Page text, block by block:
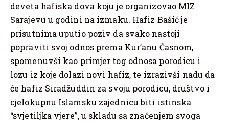
deveta hafiska dova koju je organizovao MIZ
Sarajevu u godini na izmaku. Hafiz Bašić je
prisutnima uputio poziv da svako nastoji
popraviti svoj odnos prema Kur’anu Časnom,
spomenuvši kao primjer tog odnosa porodicu i
lozu iz koje dolazi novi hafiz, te izrazivši nadu da
će hafiz Siradžuddin za svoju porodicu, društvo i
cjelokupnu Islamsku zajednicu biti istinska
“svjetiljka vjere”, u skladu sa značenjem svoga